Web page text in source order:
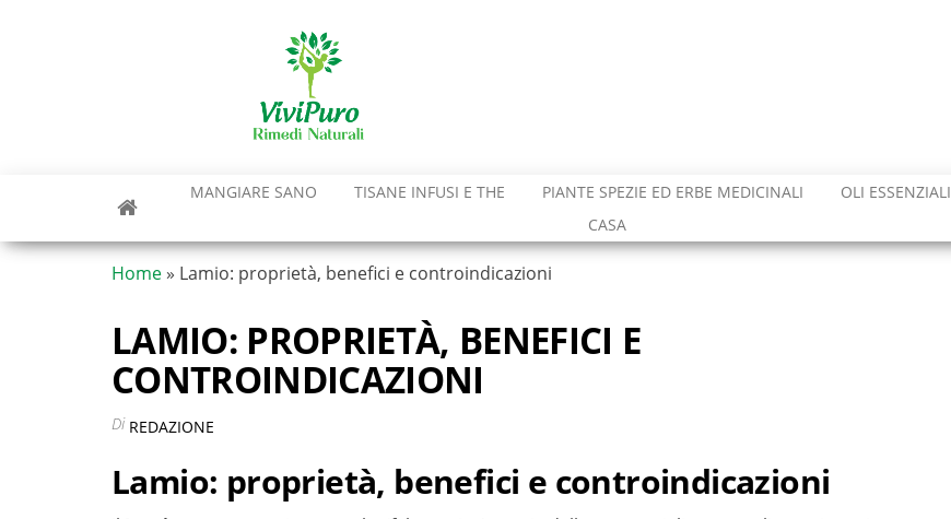
MANGIARE SANO TISANE INFUSI E THE PIANTE SPEZIE ED ERBE MEDICINALI OLI ESSENZIALI
CASA
Home » Lamio: proprietà, benefici e controindicazioni
LAMIO: PROPRIETÀ, BENEFICI E
CONTROINDICAZIONI
Di REDAZIONE
Lamio: proprietà, benefici e controindicazioni